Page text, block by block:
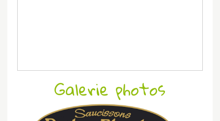
Galerie photos